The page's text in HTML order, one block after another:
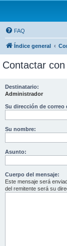
FAQ
Índice general
Contactar
Destinatario:
Administrador
Su dirección de correo
Su nombre:
Asunto:
Cuerpo del mensaje:
Este mensaje será
del remitente será su